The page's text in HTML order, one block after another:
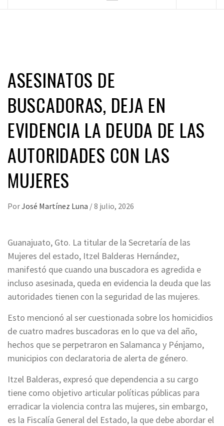
ASESINATOS DE
BUSCADORAS, DEJA EN
EVIDENCIA LA DEUDA DE LAS
AUTORIDADES CON LAS
MUJERES
PorJosé Martínez Luna /8 julio, 2026
Guanajuato, Gto. La titular de la Secretaría de las
Mujeres del estado, Itzel Balderas Hernández,
manifestó que cuando una buscadora es agredida e
incluso asesinada, queda en evidencia la deuda que las
autoridades tienen con la seguridad de las mujeres.
Esto mencionó al ser cuestionada sobre los homicidios
de cuatro madres buscadoras en lo que va del año,
hechos que se perpetraron en Salamanca y Pénjamo,
municipios con declaratoria de alerta de género.
Itzel Balderas, expresó que dependencia a su cargo
tiene como objetivo articular políticas públicas para
erradicar la violencia contra las mujeres, sin embargo,
es la Fiscalía General del Estado, la que debe abordar el